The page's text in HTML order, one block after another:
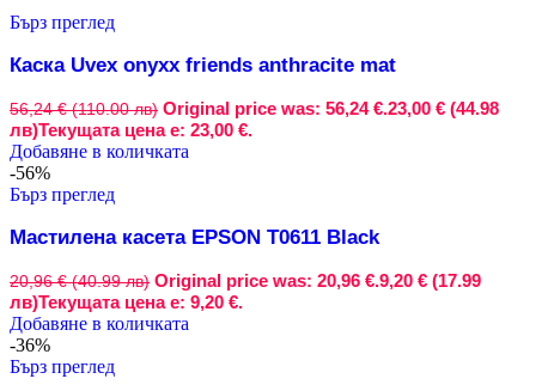
Бърз преглед
Каска Uvex onyxx friends anthracite mat
56,24 € (110.00 лв) Original price was: 56,24 €.23,00 € (44.98
лв)Текущата цена е: 23,00 €.
Добавяне в количката
-56%
Бърз преглед
Мастилена касета EPSON T0611 Black
20,96 € (40.99 лв) Original price was: 20,96 €.9,20 € (17.99
лв)Текущата цена е: 9,20 €.
Добавяне в количката
-36%
Бърз преглед